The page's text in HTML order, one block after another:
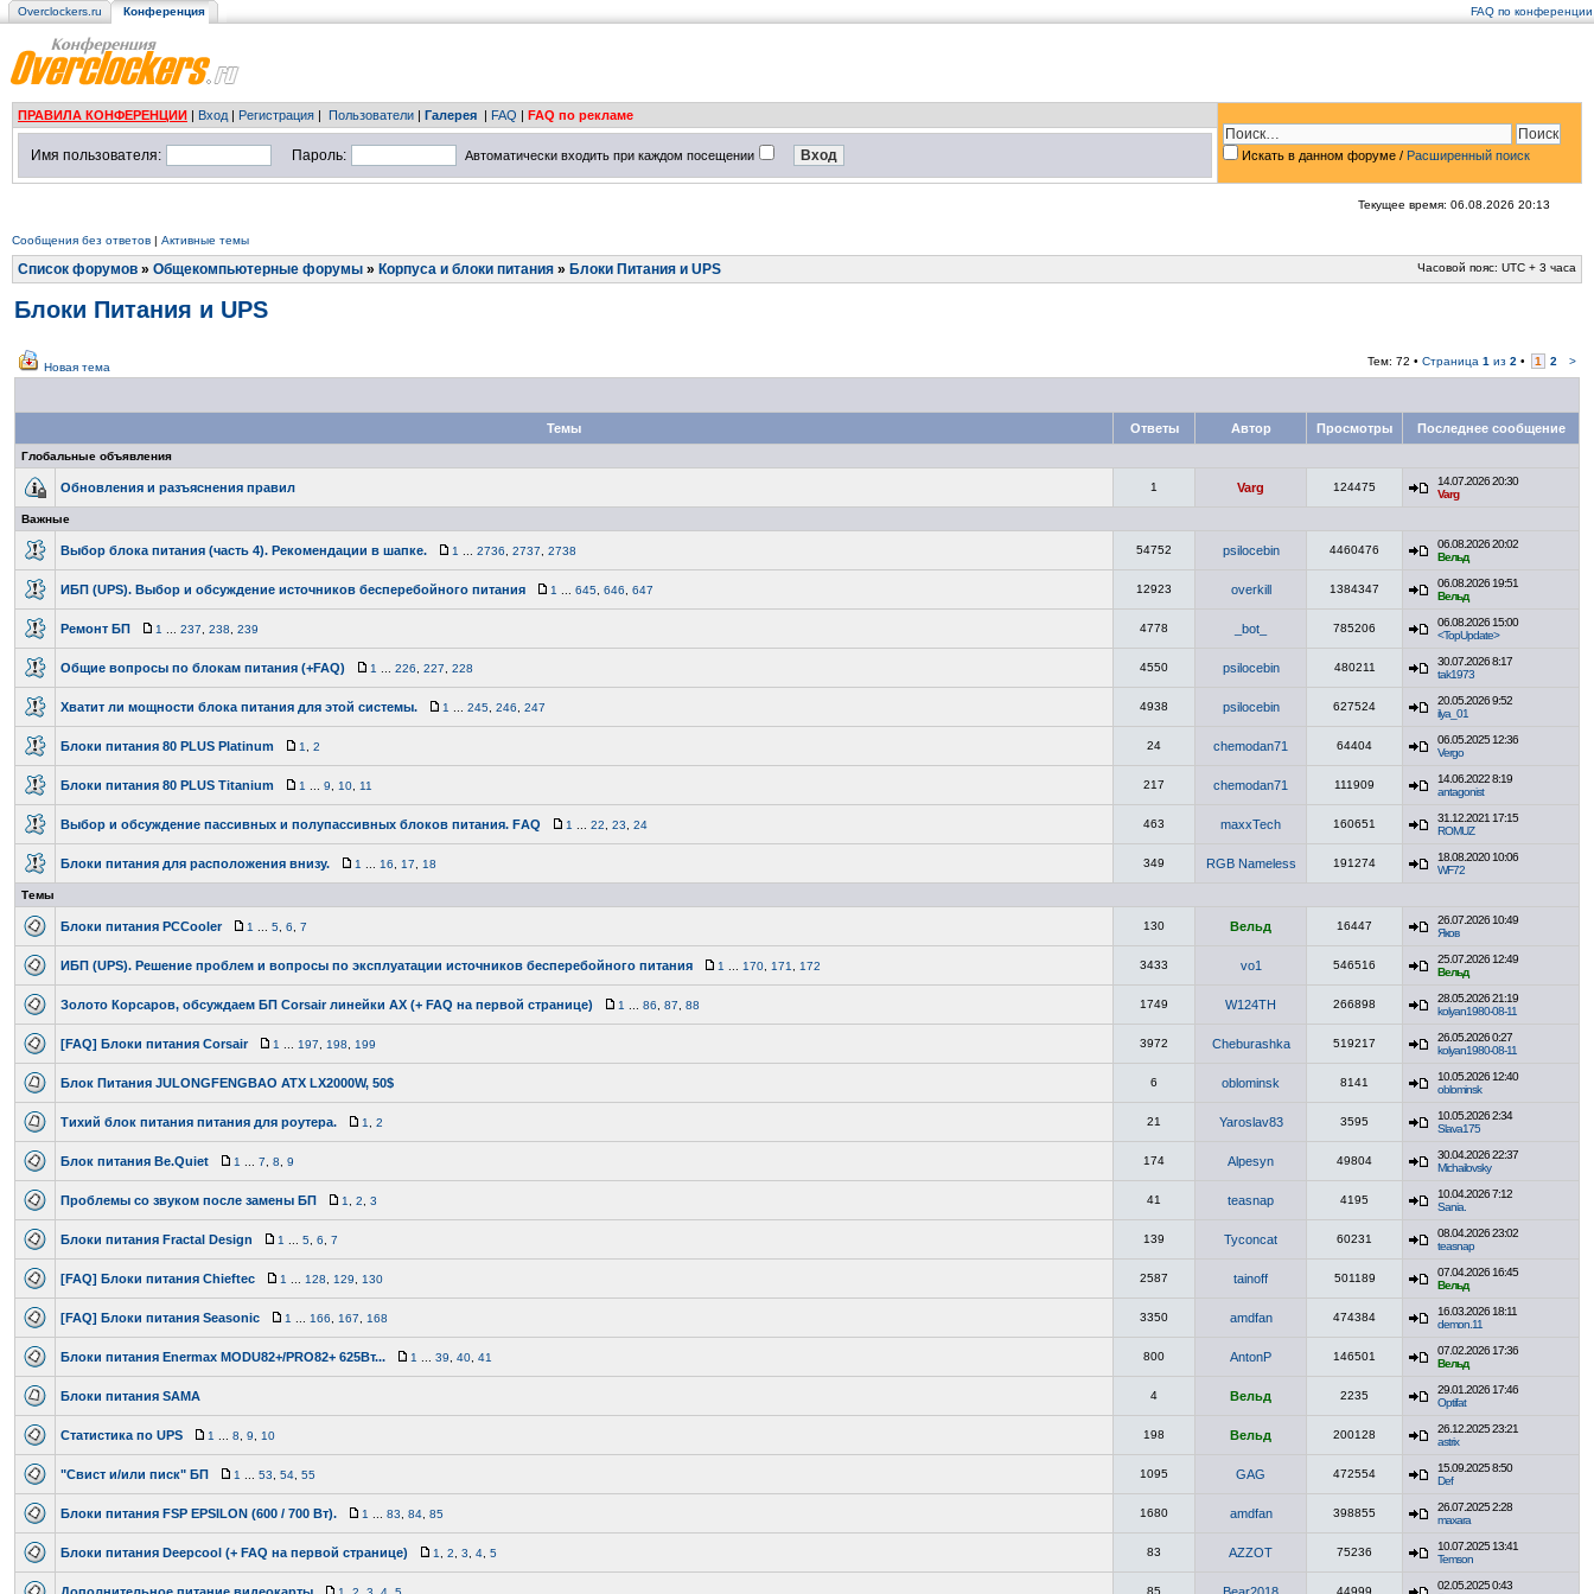
Overclockers.ru Конференция FAQ по конференции
ПРАВИЛА КОНФЕРЕНЦИИ | Вход | Регистрация | Пользователи | Галерея | FAQ | FAQ по рекламе
Искать в данном форуме / Расширенный поиск
Имя пользователя: Пароль: Автоматически входить при каждом посещении
Текущее время: 06.08.2026 20:13
Сообщения без ответов | Активные темы
Список форумов » Общекомпьютерные форумы » Корпуса и блоки питания » Блоки Питания и UPS Часовой пояс: UTC + 3 часа
Блоки Питания и UPS
Новая тема Тем: 72 • Страница 1 из 2 • 1 2 >
Темы Ответы Автор Просмотры Последнее сообщение
Глобальные объявления
Обновления и разъяснения правил 1 Varg 124475
14.07.2026 20:30
Varg
Важные
Выбор блока питания (часть 4). Рекомендации в шапке. 1 2736 2737 2738 54752 psilocebin 4460476
06.08.2026 20:02
Вельд
ИБП (UPS). Выбор и обсуждение источников бесперебойного питания 1 645 646 647 12923 overkill 1384347
06.08.2026 19:51
Вельд
Ремонт БП 1 237 238 239 4778 _bot_ 785206
06.08.2026 15:00
<TopUpdate>
Общие вопросы по блокам питания (+FAQ) 1 226 227 228 4550 psilocebin 480211
30.07.2026 8:17
tak1973
Хватит ли мощности блока питания для этой системы. 1 245 246 247 4938 psilocebin 627524
20.05.2026 9:52
ilya_01
Блоки питания 80 PLUS Platinum 1 2 24 chemodan71 64404
06.05.2025 12:36
Vergo
Блоки питания 80 PLUS Titanium 1 9 10 11 217 chemodan71 111909
14.06.2022 8:19
antagonist
Выбор и обсуждение пассивных и полупассивных блоков питания. FАQ 1 22 23 24 463 maxxTech 160651
31.12.2021 17:15
ROMUZ
Блоки питания для расположения внизу. 1 16 17 18 349 RGB Nameless 191274
18.08.2020 10:06
WF72
Темы
Блоки питания PCCooler 1 5 6 7 130 Вельд 16447
26.07.2026 10:49
Яков
ИБП (UPS). Решение проблем и вопросы по эксплуатации источников бесперебойного питания 1 170 171 172 3433 vo1 546516
25.07.2026 12:49
Вельд
Золото Корсаров, обсуждаем БП Corsair линейки AX (+ FAQ на первой странице) 1 86 87 88 1749 W124TH 266898
28.05.2026 21:19
kolyan1980-08-11
[FAQ] Блоки питания Corsair 1 197 198 199 3972 Cheburashka 519217
26.05.2026 0:27
kolyan1980-08-11
Блок Питания JULONGFENGBAO ATX LX2000W, 50$ 6 oblominsk 8141
10.05.2026 12:40
oblominsk
Тихий блок питания питания для роутера. 1 2 21 Yaroslav83 3595
10.05.2026 2:34
Slava175
Блок питания Be.Quiet 1 7 8 9 174 Alpesyn 49804
30.04.2026 22:37
Michailovsky
Проблемы со звуком после замены БП 1 2 3 41 teasnap 4195
10.04.2026 7:12
Sania.
Блоки питания Fractal Design 1 5 6 7 139 Tyconcat 60231
08.04.2026 23:02
teasnap
[FAQ] Блоки питания Chieftec 1 128 129 130 2587 tainoff 501189
07.04.2026 16:45
Вельд
[FAQ] Блоки питания Seasonic 1 166 167 168 3350 amdfan 474384
16.03.2026 18:11
demon.11
Блоки питания Enermax MODU82+/PRO82+ 625Вт... 1 39 40 41 800 AntonP 146501
07.02.2026 17:36
Вельд
Блоки питания SAMA 4 Вельд 2235
29.01.2026 17:46
Optifat
Статистика по UPS 1 8 9 10 198 Вельд 200128
26.12.2025 23:21
astrix
"Свист и/или писк" БП 1 53 54 55 1095 GAG 472554
15.09.2025 8:50
Def
Блоки питания FSP EPSILON (600 / 700 Вт). 1 83 84 85 1680 amdfan 398855
26.07.2025 2:28
maxara
Блоки питания Deepcool (+ FAQ на первой странице) 1 2 3 4 5 83 AZZOT 75236
10.07.2025 13:41
Temson
85 44999
02.05.2025 0:43